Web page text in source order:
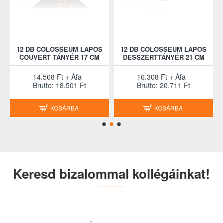
12 DB COLOSSEUM LAPOS
COUVERT TÁNYÉR 17 CM
14.568 Ft + Áfa
Brutto: 18.501 Ft
KOSÁRBA
12 DB COLOSSEUM LAPOS
DESSZERTTÁNYÉR 21 CM
16.308 Ft + Áfa
Brutto: 20.711 Ft
KOSÁRBA
Keresd bizalommal kollégáinkat!